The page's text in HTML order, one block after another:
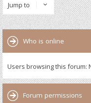
Jump to
Who is online
Users browsing this forum:
Forum permissions